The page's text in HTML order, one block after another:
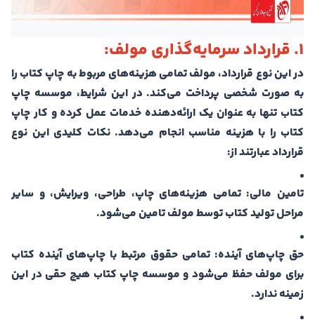
1. قرارداد سرمایه‌گذاری مولف:
در این نوع قرارداد، مولف تمامی هزینه‌های مربوط به چاپ کتاب را
به صورت شخصی پرداخت می‌کند. در این شرایط، موسسه چاپ
کتاب تنها به عنوان یک ارائه‌دهنده خدمات عمل کرده و کار چاپ
کتاب را با هزینه مناسب انجام می‌دهد. نکات کلیدی این نوع
قرارداد عبارتند از:
تامین مالی: تمامی هزینه‌های چاپ، طراحی، ویرایش، و سایر
مراحل تولید کتاب توسط مولف تامین می‌شود.
حق چاپ‌های آینده: تمامی حقوق مرتبط با چاپ‌های آینده کتاب
برای مولف حفظ می‌شود و موسسه چاپ کتاب هیچ حقی در این
زمینه ندارد.